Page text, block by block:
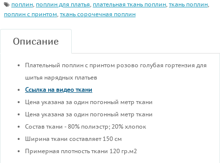
поплин, поплин для платья, плательная ткань поплин, ткань поплин,
поплин с принтом, ткань сорочечная поплин
Описание
Плательный поплин с принтом розово голубая гортензия для
шитья нарядных платьев
Ссылка на видео ткани
Цена указана за один погонный метр ткани
Цена указана за один погонный метр ткани
Состав ткани - 80% полиэстр; 20% хлопок
Ширина ткани составляет 150 см
Примерная плотность ткани 120 гр.м2